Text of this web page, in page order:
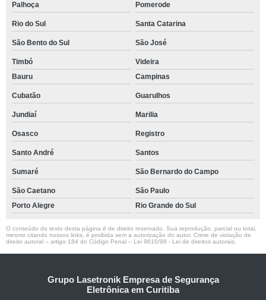
Palhoça Pomerode
Rio do Sul Santa Catarina
São Bento do Sul São José
Timbó
Videira
Bauru
Campinas
Cubatão Guarulhos
Jundiaí Marilia
Osasco Registro
Santo André Santos
Sumaré São Bernardo do Campo
São Caetano
São Paulo
Porto Alegre
Rio Grande do Sul
O conteúdo do texto desta página é de direito reservado. Sua reprodução, parcial ou total,
mesmo citando nossos links, é proibida sem a autorização do autor. Crime de violação de
direito autoral – artigo 184 do Código Penal – Lei 9610/98 - Lei de direitos autorais
Grupo Lasetronik Empresa de Segurança
Eletrônica em Curitiba